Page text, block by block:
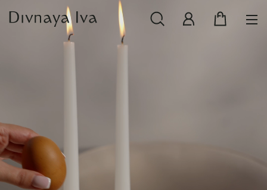
ПОСУДА И СЕРВИРОВКА
ТЕКСТИЛЬ ДЛЯ ДОМА
ДЕКОР ДЛЯ ДОМА